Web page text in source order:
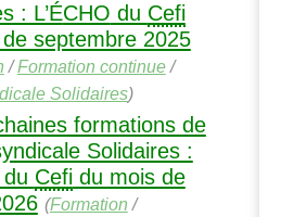
: L’ÉCHO du Cefi
septembre 2025
/Formation continue/
Solidaires)
formations de
Solidaires :
du Cefidu mois de
(Formation /